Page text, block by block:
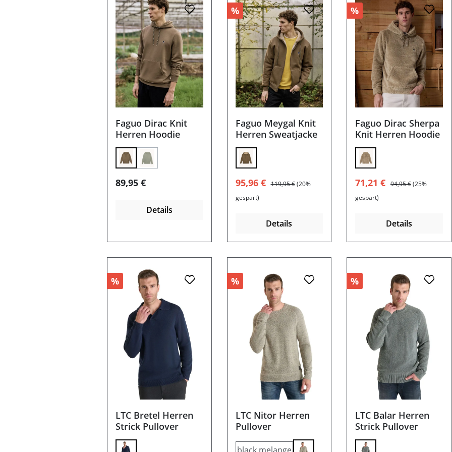
Faguo Dirac Knit
Herren Hoodie
(Diese Option ist zurzeit nicht verfügbar.)
Regulärer Preis:
89,95 €
Details
%
Faguo Meygal Knit
Herren Sweatjacke
Verkaufspreis:
95,96 € Regulärer Preis:
119,95 € (20%
gespart)
Details
%
Faguo Dirac Sherpa
Knit Herren Hoodie
Verkaufspreis:
71,21 € Regulärer Preis:
94,95 €(25%
gespart)
Details
%
LTC Bretel Herren
Strick Pullover
%
LTC Nitor Herren
Pullover
%
LTC Balar Herren
Strick Pullover